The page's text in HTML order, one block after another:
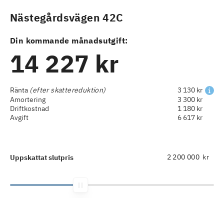
Nästegårdsvägen 42C
Din kommande månadsutgift:
14 227 kr
Ränta (efter skattereduktion)
3 130 kr
Amortering
3 300 kr
Driftkostnad
1 180 kr
Avgift
6 617 kr
Uppskattat slutpris kr